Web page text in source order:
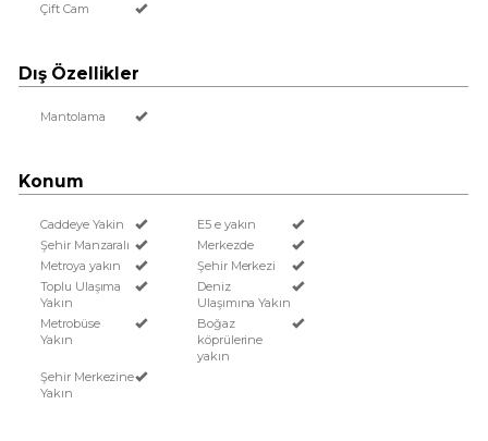
Çift Cam
Dış Özellikler
Mantolama
Konum
Caddeye Yakin
E5 e yakın
Şehir Manzaralı
Merkezde
Metroya yakın
Şehir Merkezi
Toplu Ulaşıma
Yakın
Deniz
Ulaşımına Yakın
Metrobüse
Yakın
Boğaz
köprülerine
yakın
Şehir Merkezine
Yakın